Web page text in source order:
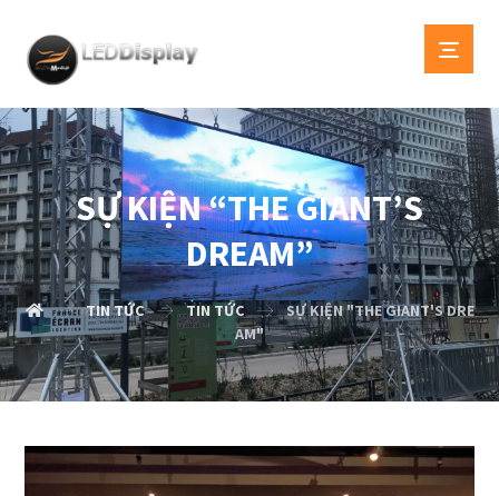
SỰ KIỆN “THE GIANT’S
DREAM”
TIN TỨC TIN TỨC
SỰ KIỆN "THE GIANT'S DRE
AM"